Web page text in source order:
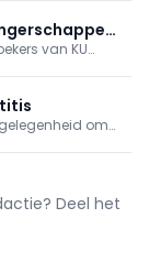
van KU
om
Deel het